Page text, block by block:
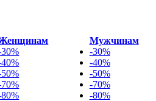
Мужчинам
-30%
-40%
-50%
-70%
-80%